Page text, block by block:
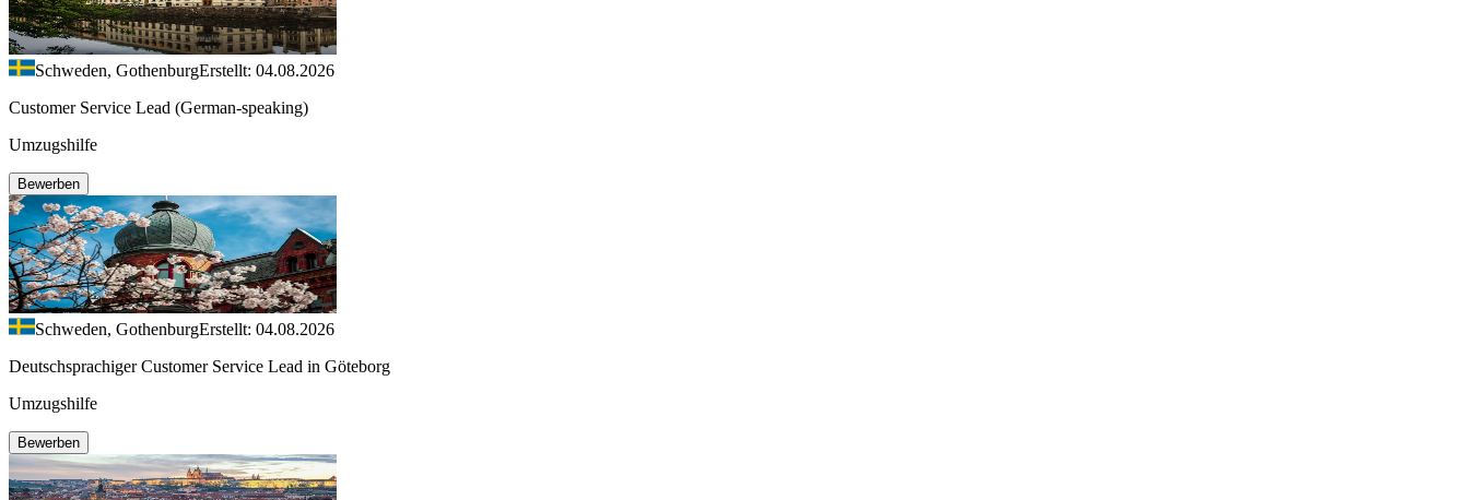
Schweden, GothenburgErstellt: 04.08.2026
Customer Service Lead (German-speaking)
Umzugshilfe
Bewerben
Schweden, GothenburgErstellt: 04.08.2026
Deutschsprachiger Customer Service Lead in Göteborg
Umzugshilfe
Bewerben